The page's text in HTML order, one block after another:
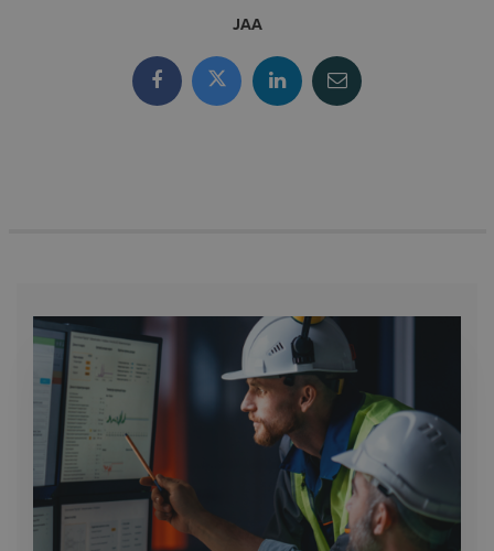
JAA